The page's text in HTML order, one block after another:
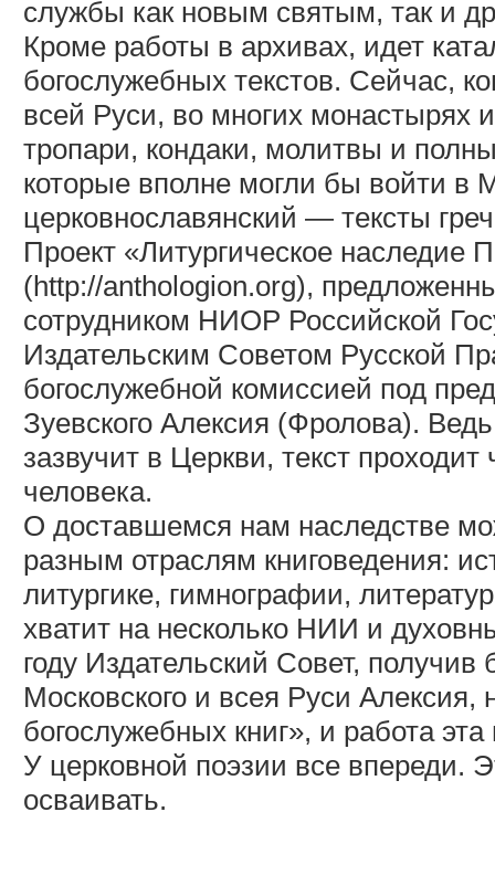
службы как новым святым, так и
Кроме работы в архивах, идет
богослужебных текстов. Сейчас,
всей Руси, во многих монастырях
тропари, кондаки, молитвы и
которые вполне могли бы войти
церковнославянский — тексты
Проект «Литургическое наследие
(http://anthologion.org),
сотрудником НИОР Российской
Издательским Советом Русской
богослужебной комиссией под
Зуевского Алексия (Фролова).
зазвучит в Церкви, текст проходит
человека.
О доставшемся нам наследстве
разным отраслям книговедения:
литургике, гимнографии,
хватит на несколько НИИ и
году Издательский Совет,
Московского и всея Руси Алексия,
богослужебных книг», и работа
У церковной поэзии все впереди.
осваивать.